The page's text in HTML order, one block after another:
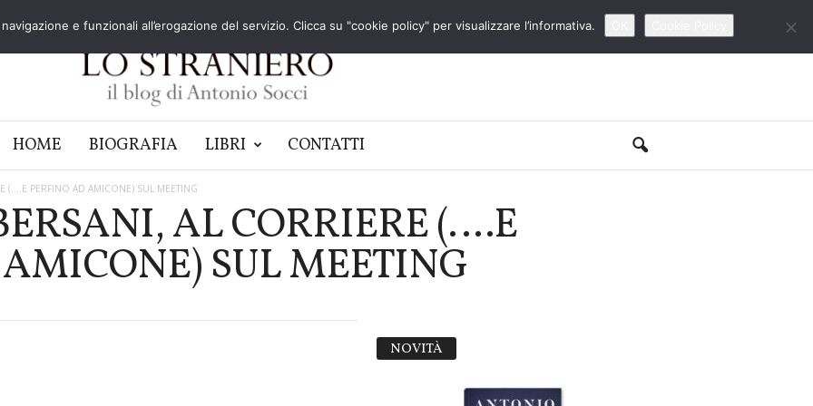
HOME BIOGRAFIA LIBRI CONTATTI
(….E PERFINO AD AMICONE) SUL MEETING
AL CORRIERE (….E
SUL MEETING
NOVITÀ
e funzionali all’erogazione del servizio. Clicca su "cookie policy" per visualizzare l’informativa.